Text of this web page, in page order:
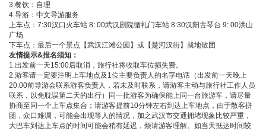
3.餐饮：自理
4.导游：中文导游服务
上车点：7:30汉口火车站 8: 00武汉剧院循礼门车站 8:30汉阳古琴台 9: 00洪山
广场
下车点：最后一个景点【武汉江滩公园】或【楚河汉街】就地散团
友情提示&报名须知：
1.出发前一天15:00后取消，旅行社将收取车位损失费。
2.游客请一定要注明上车地点及1位主要负责人的名字电话（出发前一天晚上
20:00前导游会联系游客负责人，若未及时联系，请游客主动与旅行社工作人员
联系，以免耽误第二天的出行）同一批游客为确保能上同一台旅游车，请尽量
协商至同一个上车点集合；请游客提前10分钟左右到达上车地点，由于散客拼
团，众口难调，可能会出现等人的情况，加之武汉市交通拥堵现象比较严重，
大巴车到达上车点的时间可能会稍有延迟，烦请游客理解。如当天抵达时间较